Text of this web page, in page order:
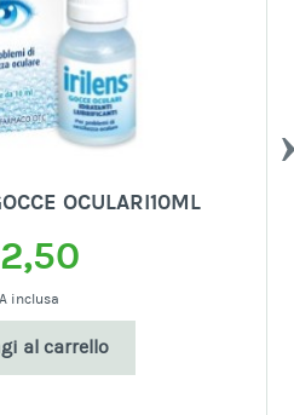
OCULARI10ML
inclusa
al carrello